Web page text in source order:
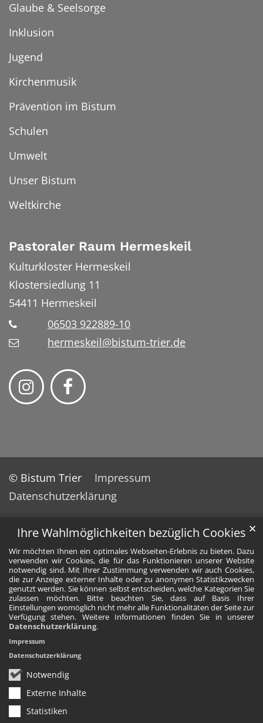
Ihre Wahlmöglichkeiten bezüglich Cookies
Wir möchten Ihnen ein optimales Webseiten-Erlebnis zu bieten. Dazu
verwenden wir Cookies, die für das Funktionieren unserer Website
notwendig sind. Mit Ihrer Zustimmung verwenden wir auch Cookies,
die zur Anzeige externer Inhalte oder zu anonymen Statistikzwecken
genutzt werden. Sie können selbst entscheiden, welche Kategorien Sie
zulassen möchten. Bitte beachten Sie, dass auf Basis Ihrer
Einstellungen womöglich nicht mehr alle Funktionalitäten der Seite zur
Verfügung stehen. Weitere Informationen finden Sie in unserer
Datenschutzerklärung.
Notwendig
Externe Inhalte
Statistiken
✕
Impressum
Datenschutzerklärung
Glaube & Seelsorge
Inklusion
Jugend
Kirchenmusik
Prävention im Bistum
Schulen
Umwelt
Unser Bistum
Weltkirche
Pastoraler Raum Hermeskeil
Kulturkloster Hermeskeil
Klostersiedlung 11
54411 Hermeskeil
06503 922889-10
hermeskeil@bistum-trier.de
© Bistum Trier
Impressum
Datenschutzerklärung